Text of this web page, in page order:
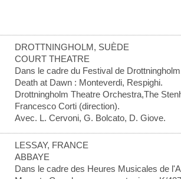
DROTTNINGHOLM, SUÈDE
COURT THEATRE
Dans le cadre du Festival de
Death at Dawn : Monteverdi, Respighi.
Drottningholm Theatre Orchestra,The
Francesco Corti (direction).
Avec. L. Cervoni, G. Bolcato, D. Giove.
LESSAY, FRANCE
ABBAYE
Dans le cadre des Heures Musicales de